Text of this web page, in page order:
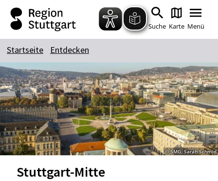
Zum Hauptinhalt springen
Zur Suche springen
Zur Hauptnavigation
Zum Footer springen
Suche Karte Menü
Suchbegriff
Das könnte Sie interessieren
Stadtführungen
Tickets
Citytour
Übernachtung
Erlebnisse
Essen & Trinken
Wein
Startseite Entdecken
© SMG, Sarah Schmid
Stuttgart-Mitte